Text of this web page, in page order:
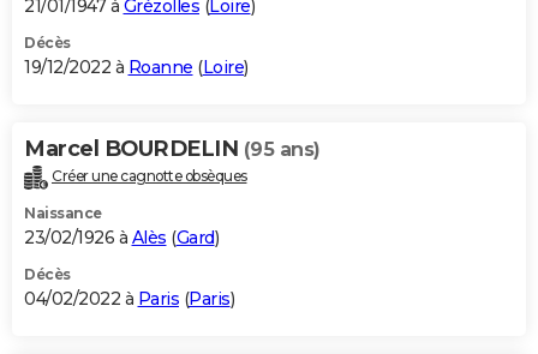
21/01/1947 à Grézolles (Loire)
Décès
19/12/2022 à Roanne (Loire)
Marcel BOURDELIN (95 ans)
Créer une cagnotte obsèques
Naissance
23/02/1926 à Alès (Gard)
Décès
04/02/2022 à Paris (Paris)